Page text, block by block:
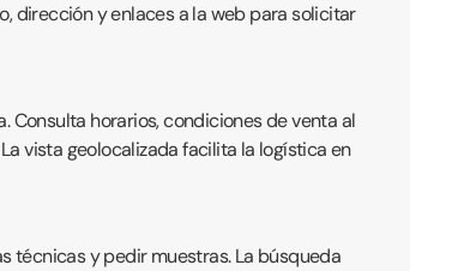
dirección y enlaces a la web para solicitar
horarios, condiciones de venta al
vista geolocalizada facilita la logística en
técnicas y pedir muestras. La búsqueda